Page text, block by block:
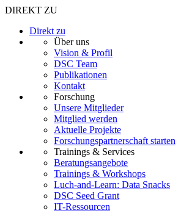
DIREKT ZU
Direkt zu
Über uns
Vision & Profil
DSC Team
Publikationen
Kontakt
Forschung
Unsere Mitglieder
Mitglied werden
Aktuelle Projekte
Forschungspartnerschaft starten
Trainings & Services
Beratungsangebote
Trainings & Workshops
Luch-and-Learn: Data Snacks
DSC Seed Grant
IT-Ressourcen